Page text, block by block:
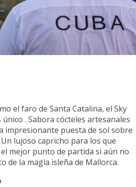
el faro de Santa Catalina, el Sky
. Sabora cócteles artesanales
impresionante puesta de sol sobre
lujoso capricho para los que
mejor punto de partida si aún no
de la magia isleña de Mallorca.